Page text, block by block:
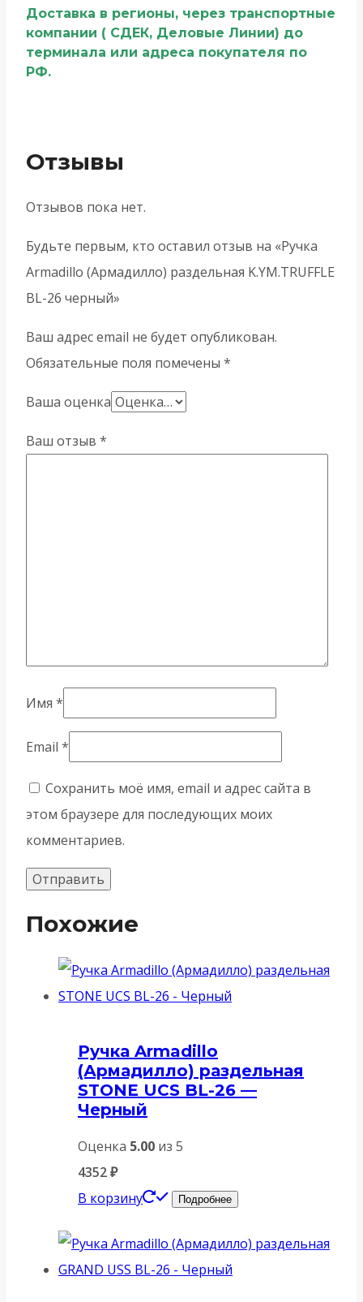
Доставка в регионы, через транспортные
компании ( СДЕК, Деловые Линии) до
терминала или адреса покупателя по
РФ.
Отзывы
Отзывов пока нет.
Будьте первым, кто оставил отзыв на «Ручка
Armadillo (Армадилло) раздельная K.YM.TRUFFLE
BL-26 черный»
Ваш адрес email не будет опубликован.
Обязательные поля помечены *
Ваша оценка
Ваш отзыв *
Имя *
Email *
Сохранить моё имя, email и адрес сайта в
этом браузере для последующих моих
комментариев.
Похожие
Ручка Armadillo
(Армадилло) раздельная
STONE UCS BL-26 —
Черный
Оценка 5.00 из 5
4352₽
В корзину
Подробнее